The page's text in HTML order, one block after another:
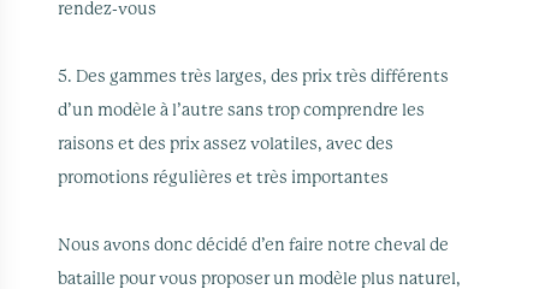
rendez-vous
5. Des gammes très larges, des prix très différents
d’un modèle à l’autre sans trop comprendre les
raisons et des prix assez volatiles, avec des
promotions régulières et très importantes
Nous avons donc décidé d’en faire notre cheval de
bataille pour vous proposer un modèle plus naturel,